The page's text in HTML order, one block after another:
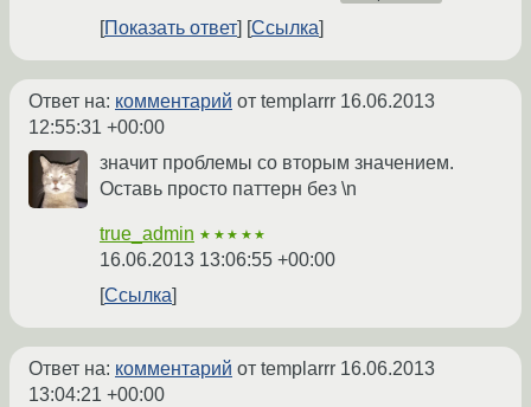
Показать ответ Ссылка
Ответ на: комментарий от templarrr 16.06.2013
12:55:31 +00:00
значит проблемы со вторым значением.
Оставь просто паттерн без \n
true_admin ★★★★★
16.06.2013 13:06:55 +00:00
Ссылка
Ответ на: комментарий от templarrr 16.06.2013
13:04:21 +00:00